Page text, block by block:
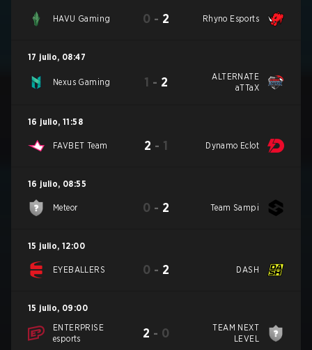
HAVU Gaming 0 - 2 Rhyno Esports
17 julio, 08:47
Nexus Gaming 1 - 2
ALTERNATE
aTTaX
16 julio, 11:58
FAVBET Team 2 - 1 Dynamo Eclot
16 julio, 08:55
Meteor 0 - 2 Team Sampi
15 julio, 12:00
EYEBALLERS 0 - 2 DASH
15 julio, 09:00
ENTERPRISE
esports
2 - 0
TEAM NEXT
LEVEL